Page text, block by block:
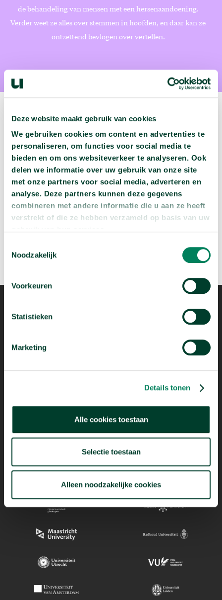
Deze website maakt gebruik van cookies
We gebruiken cookies om content en advertenties te
personaliseren, om functies voor social media te
bieden en om ons websiteverkeer te analyseren. Ook
delen we informatie over uw gebruik van onze site
met onze partners voor social media, adverteren en
analyse. Deze partners kunnen deze gegevens
combineren met andere informatie die u aan ze heeft
verstrekt of die ze hebben verzameld op basis van uw
Noodzakelijk
Voorkeuren
Statistieken
Marketing
Details tonen
Alle cookies toestaan
Selectie toestaan
Alleen noodzakelijke cookies
de behandeling van mensen met een hersenaandoening.
Verder weet ze alles over stemmen in hoofden, en daar kan ze
ontzettend bevlogen over vertellen.
Volgende podcast:
Wat zijn jouw naam en bsn-nummer waard?
Beluister deze podcast arrow_forward
Mogelijk dankzij